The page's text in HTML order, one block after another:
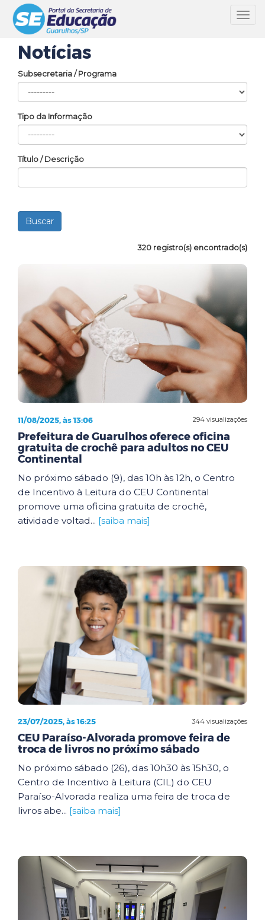
Notícias
Subsecretaria / Programa
Tipo da Informação
Título / Descrição
320 registro(s) encontrado(s)
294 visualizações
11/08/2025, às 13:06
Prefeitura de Guarulhos oferece oficina
gratuita de crochê para adultos no CEU
Continental
No próximo sábado (9), das 10h às 12h, o Centro
de Incentivo à Leitura do CEU Continental
promove uma oficina gratuita de crochê,
atividade voltad... [saiba mais]
344 visualizações
23/07/2025, às 16:25
CEU Paraíso-Alvorada promove feira de
troca de livros no próximo sábado
No próximo sábado (26), das 10h30 às 15h30, o
Centro de Incentivo à Leitura (CIL) do CEU
Paraíso-Alvorada realiza uma feira de troca de
livros abe... [saiba mais]